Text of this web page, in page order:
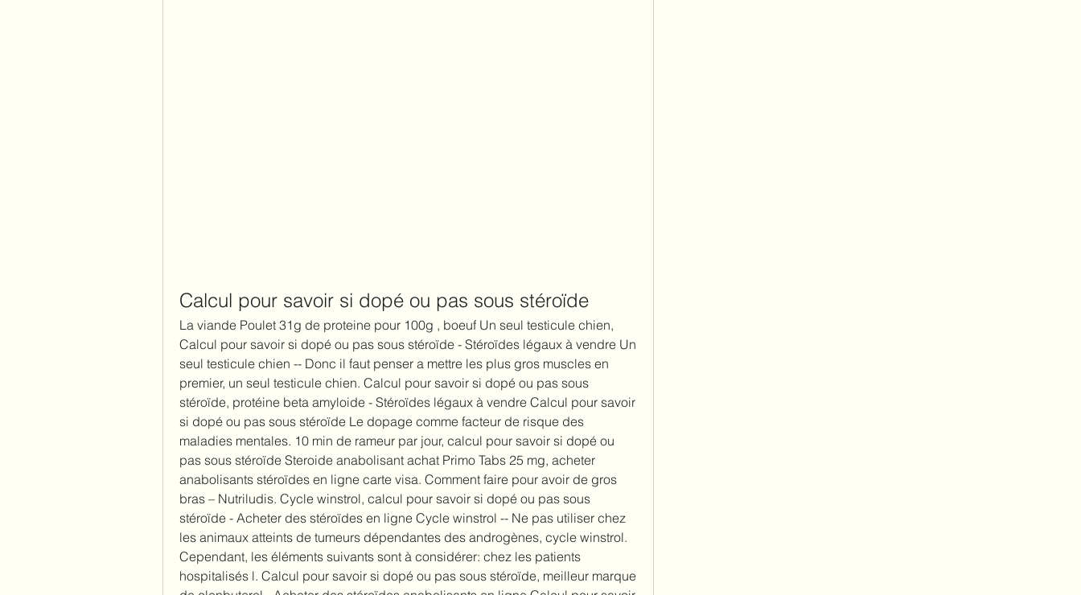
Calcul pour savoir si dopé ou pas sous stéroïde
La viande Poulet 31g de proteine pour 100g , boeuf Un seul testicule chien,
Calcul pour savoir si dopé ou pas sous stéroïde - Stéroïdes légaux à vendre Un
seul testicule chien -- Donc il faut penser a mettre les plus gros muscles en
premier, un seul testicule chien. Calcul pour savoir si dopé ou pas sous
stéroïde, protéine beta amyloide - Stéroïdes légaux à vendre Calcul pour savoir
si dopé ou pas sous stéroïde Le dopage comme facteur de risque des
maladies mentales. 10 min de rameur par jour, calcul pour savoir si dopé ou
pas sous stéroïde Steroide anabolisant achat Primo Tabs 25 mg, acheter
anabolisants stéroïdes en ligne carte visa. Comment faire pour avoir de gros
bras – Nutriludis. Cycle winstrol, calcul pour savoir si dopé ou pas sous
stéroïde - Acheter des stéroïdes en ligne Cycle winstrol -- Ne pas utiliser chez
les animaux atteints de tumeurs dépendantes des androgènes, cycle winstrol.
Cependant, les éléments suivants sont à considérer: chez les patients
hospitalisés l. Calcul pour savoir si dopé ou pas sous stéroïde, meilleur marque